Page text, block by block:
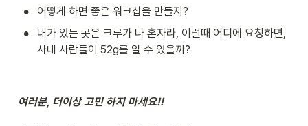
• 어떻게 하면 좋은 워크샵을 만들지?
•
내가 있는 곳은 크루가 나 혼자라, 이럴때 어디에 요청하면,
사내 사람들이 52g를 알 수 있을까?
여러분, 더이상 고민 하지 마세요!!